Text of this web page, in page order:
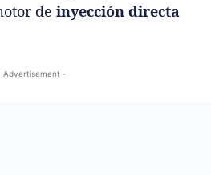
de inyección directa
Advertisement -